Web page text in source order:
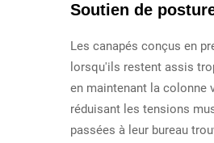
Soutien de
Les canapés conçus en
lorsqu'ils restent assis
en maintenant la colonne
réduisant les tensions
passées à leur bureau